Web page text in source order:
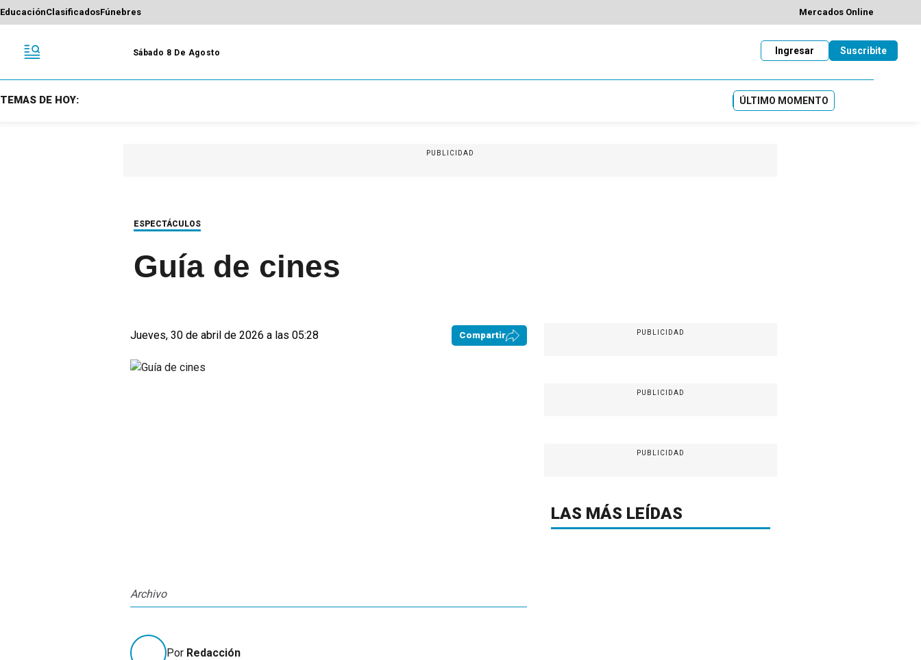
EducaciónClasificadosFúnebres Mercados Online
Sábado 8 De Agosto Suscribite
Ingresar
TEMAS DE HOY: ÚLTIMO MOMENTO
PUBLICIDAD
ESPECTÁCULOS
Guía de cines
Jueves, 30 de abril de 2026 a las 05:28 Compartir
Archivo
Por Redacción
PUBLICIDAD
PUBLICIDAD
PUBLICIDAD
LAS MÁS LEÍDAS